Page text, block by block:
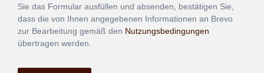
Sie das Formular ausfüllen und absenden, bestätigen Sie,
dass die von Ihnen angegebenen Informationen an Brevo
zur Bearbeitung gemäß den Nutzungsbedingungen
übertragen werden.